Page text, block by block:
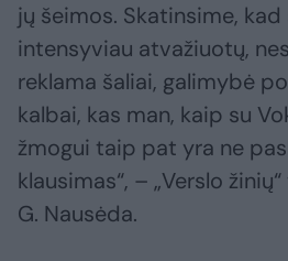
jų šeimos. Skatinsime,
intensyviau atvažiuotų,
reklama šaliai, galimybė
kalbai, kas man, kaip su
žmogui taip pat yra ne
klausimas“, – „Verslo
G. Nausėda.